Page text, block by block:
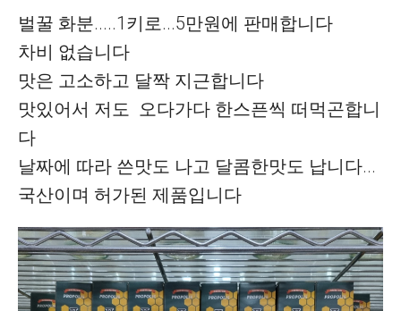
벌꿀 화분.....1키로...5만원에 판매합니다
차비 없습니다
맛은 고소하고 달짝 지근합니다
맛있어서 저도 오다가다 한스픈씩 떠먹곤합니
다
날짜에 따라 쓴맛도 나고 달콤한맛도 납니다...
국산이며 허가된 제품입니다